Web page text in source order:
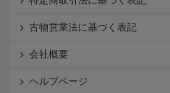
古物営業法に基づく表記
会社概要
ヘルプページ